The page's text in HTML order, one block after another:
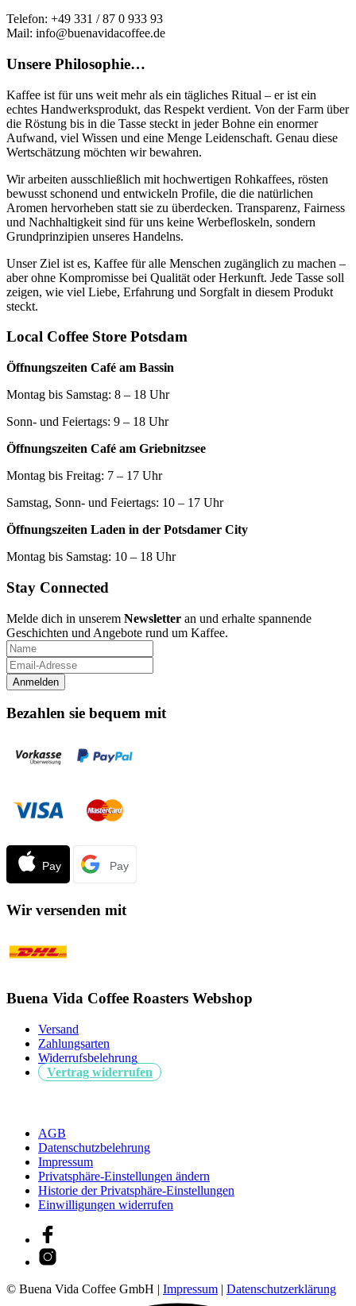
Telefon: +49 331 / 87 0 933 93
Mail: info@buenavidacoffee.de
Unsere Philosophie…
Kaffee ist für uns weit mehr als ein tägliches Ritual – er ist ein
echtes Handwerksprodukt, das Respekt verdient. Von der Farm über
die Röstung bis in die Tasse steckt in jeder Bohne ein enormer
Aufwand, viel Wissen und eine Menge Leidenschaft. Genau diese
Wertschätzung möchten wir bewahren.
Wir arbeiten ausschließlich mit hochwertigen Rohkaffees, rösten
bewusst schonend und entwickeln Profile, die die natürlichen
Aromen hervorheben statt sie zu überdecken. Transparenz, Fairness
und Nachhaltigkeit sind für uns keine Werbefloskeln, sondern
Grundprinzipien unseres Handelns.
Unser Ziel ist es, Kaffee für alle Menschen zugänglich zu machen –
aber ohne Kompromisse bei Qualität oder Herkunft. Jede Tasse soll
zeigen, wie viel Liebe, Erfahrung und Sorgfalt in diesem Produkt
steckt.
Local Coffee Store Potsdam
Öffnungszeiten Café am Bassin
Montag bis Samstag: 8 – 18 Uhr
Sonn- und Feiertags: 9 – 18 Uhr
Öffnungszeiten Café am Griebnitzsee
Montag bis Freitag: 7 – 17 Uhr
Samstag, Sonn- und Feiertags: 10 – 17 Uhr
Öffnungszeiten Laden in der Potsdamer City
Montag bis Samstag: 10 – 18 Uhr
Stay Connected
Melde dich in unserem Newsletter an und erhalte spannende
Geschichten und Angebote rund um Kaffee.
Bezahlen sie bequem mit
Wir versenden mit
Buena Vida Coffee Roasters Webshop
Versand
Zahlungsarten
Widerrufsbelehrung
Vertrag widerrufen
AGB
Datenschutzbelehrung
Impressum
Privatsphäre-Einstellungen ändern
Historie der Privatsphäre-Einstellungen
Einwilligungen widerrufen
© Buena Vida Coffee GmbH | Impressum | Datenschutzerklärung